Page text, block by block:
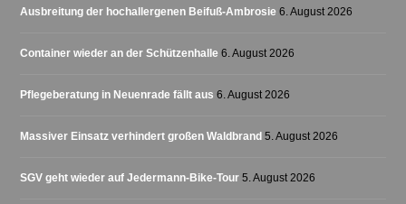
Ausbreitung der hochallergenen Beifuß-Ambrosie 6. August 2026
Container wieder an der Schützenhalle 6. August 2026
Pflegeberatung in Neuenrade fällt aus 6. August 2026
Massiver Einsatz verhindert großen Waldbrand 5. August 2026
SGV geht wieder auf Jedermann-Bike-Tour 5. August 2026